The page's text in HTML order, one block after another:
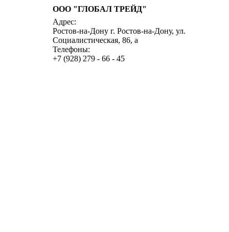
ООО "ГЛОБАЛ ТРЕЙД"
Адрес:
Ростов-на-Дону г. Ростов-на-Дону, ул.
Социалистическая, 86, а
Телефоны:
+7 (928) 279 - 66 - 45